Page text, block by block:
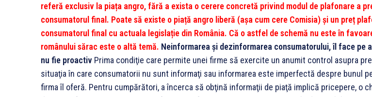
referă exclusiv la piața angro, fără a exista o cerere concretă privind modul de plafonare a
consumatorul final. Poate să existe o piață angro liberă (așa cum cere Comisia) și un preț
consumatorul final cu actuala legislație din România. Că o astfel de schemă nu este în
românului sărac este o altă temă. Neinformarea şi dezinformarea consumatorului, îl face pe
nu fie proactiv Prima condiţie care permite unei firme să exercite un anumit control asupra
situaţia în care consumatorii nu sunt informaţi sau informarea este imperfectă despre bunul
firma îl oferă. Pentru cumpărători, a încerca să obţină informaţii de piaţă implică pricepere, o